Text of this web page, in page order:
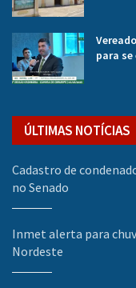
para
ÚLTIMAS NOTÍCIAS
Cadastro de
no Senado
Inmet alerta para
Nordeste